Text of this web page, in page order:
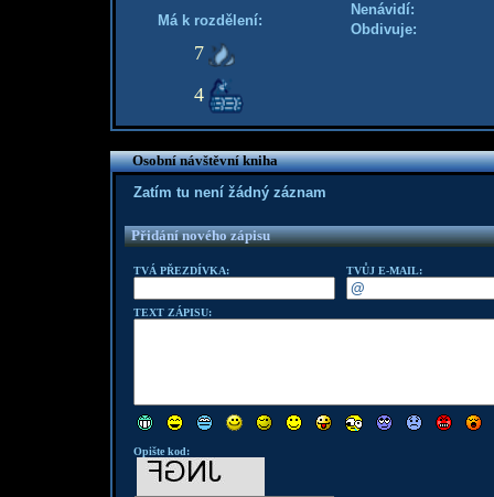
Má k rozdělení:
7
4
Nenávidí:
Obdivuje:
Osobní návštěvní kniha
Zatím tu není žádný záznam
Přidání nového zápisu
TVÁ PŘEZDÍVKA: TVŮJ E-MAIL:
TEXT ZÁPISU:
Opište kod: